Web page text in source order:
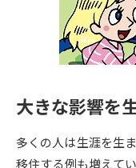
留学・進学関連、塾・予
大学入学共通テスト「受
配慮案内」の請求
幼稚園教員資格認定試験
高等学校（情報）教員資
試験
大きな影響を
多くの人は生涯を生
移住する例も増えて